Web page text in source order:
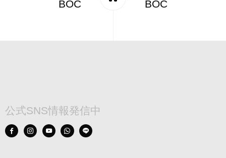
BOC BOC
公式SNS情報発信中